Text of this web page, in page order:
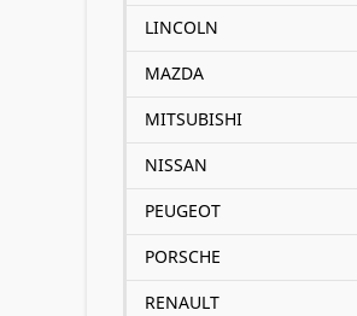
LINCOLN
MAZDA
MITSUBISHI
NISSAN
PEUGEOT
PORSCHE
RENAULT